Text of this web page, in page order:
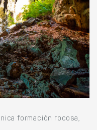
formación rocosa,